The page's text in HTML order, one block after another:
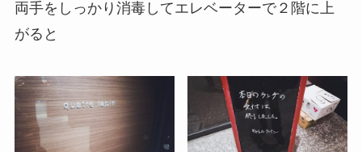
両手をしっかり消毒してエレベーターで２階に上
がると